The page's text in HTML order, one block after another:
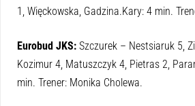
1, Więckowska, Gadzina.Kary: 4 min.
Eurobud JKS: Szczurek – Nestsiaruk 5,
Kozimur 4, Matuszczyk 4, Pietras 2,
min. Trener: Monika Cholewa.